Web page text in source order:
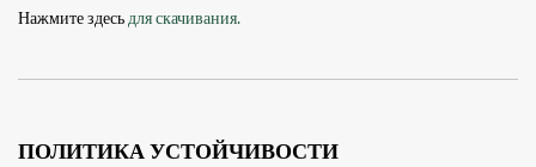
Нажмите здесьдля скачивания.
ПОЛИТИКА УСТОЙЧИВОСТИ